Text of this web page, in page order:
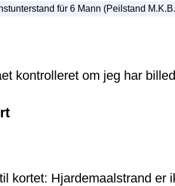
für 6 Mann (Peilstand
kontrolleret om jeg har
kortet: Hjardemaalstrand er